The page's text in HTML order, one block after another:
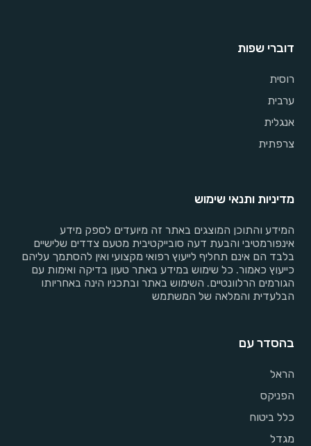
דוברי שפות
רוסית
ערבית
אנגלית
צרפתית
מדיניות ותנאי שימוש
המידע והתוכן המוצגים באתר זה מיועדים לספק מידע
אינפורמטיבי והבעת דעה סובייקטיבית מטעם צדדים שלישיים
בלבד הם אינם תחליף לייעוץ רפואי מקצועי ואין להסתמך עליהם
כייעוץ כאמור. כל שימוש במידע באתר טעון בדיקה ואימות עם
הגורמים הרלוונטיים. השימוש באתר ובתכניו הינה באחריותו
הבלעדית והמלאה של המשתמש
בהסדר עם
הראל
הפניקס
כלל ביטוח
מגדל